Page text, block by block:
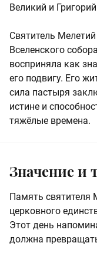
Великий и
Святитель
Вселенского
восприняла как
его подвигу. Его
сила пастыря
истине и
тяжёлые времена.
Значение и
Память святителя
церковного
Этот день
должна